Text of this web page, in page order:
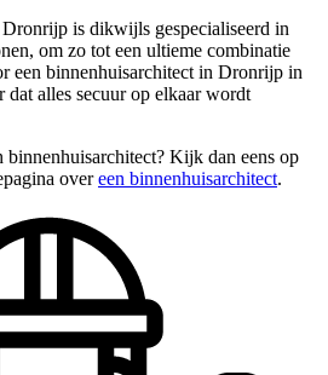
is dikwijls gespecialiseerd in
om zo tot een ultieme combinatie
een binnenhuisarchitect in Dronrijp in
dat alles secuur op elkaar wordt
binnenhuisarchitect? Kijk dan eens op
overeen binnenhuisarchitect.